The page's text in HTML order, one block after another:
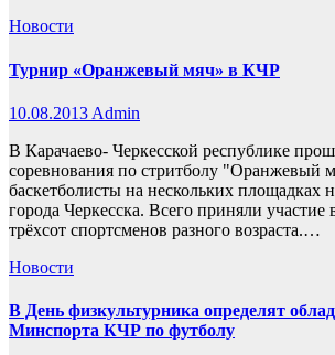
Новости
Турнир «Оранжевый мяч» в КЧР
10.08.2013 Admin
В Карачаево- Черкесской республике
соревнования по стритболу "Оранжевый
баскетболисты на нескольких площадках
города Черкесска. Всего приняли участие
трёхсот спортсменов разного возраста.…
Новости
В День физкультурника определят
Минспорта КЧР по футболу